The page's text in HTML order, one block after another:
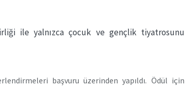
ile yalnızca çocuk ve gençlik tiyatrosunu
başvuru üzerinden yapıldı. Ödül için